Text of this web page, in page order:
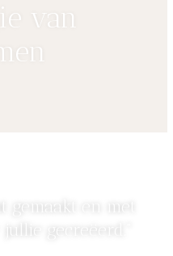
van
gemaakt en met
gecreëerd.”